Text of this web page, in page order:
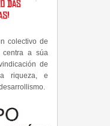
colectivo de
centra a súa
de
riqueza, e